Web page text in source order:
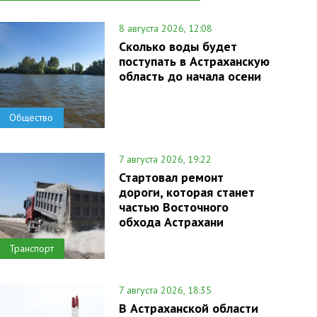
Общество
8 августа 2026, 12:08
Сколько воды будет
поступать в Астраханскую
область до начала осени
Транспорт
7 августа 2026, 19:22
Стартовал ремонт
дороги, которая станет
частью Восточного
обхода Астрахани
7 августа 2026, 18:35
В Астраханской области